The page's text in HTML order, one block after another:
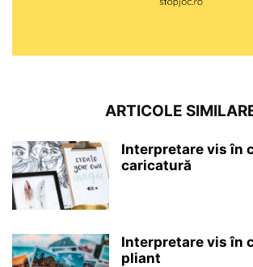
ARTICOLE
Interpretare vis în
caricatură
Interpretare vis în
pliant